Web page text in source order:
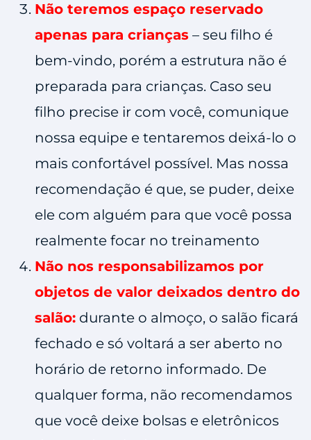
Não teremos espaço reservado
apenas para crianças – seu filho é
bem-vindo, porém a estrutura não é
preparada para crianças. Caso seu
filho precise ir com você, comunique
nossa equipe e tentaremos deixá-lo o
mais confortável possível. Mas nossa
recomendação é que, se puder, deixe
ele com alguém para que você possa
realmente focar no treinamento
Não nos responsabilizamos por
objetos de valor deixados dentro do
salão: durante o almoço, o salão ficará
fechado e só voltará a ser aberto no
horário de retorno informado. De
qualquer forma, não recomendamos
que você deixe bolsas e eletrônicos